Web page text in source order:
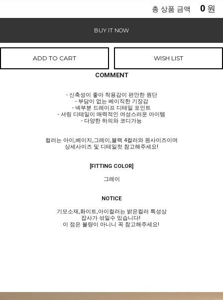
총 상품 금액 0 원
BUY IT NOW
ADD TO CART WISH LIST
COMMENT
- 신축성이 좋아 착용감이 편안한 원단
- 부담이 없는 베이직한 기장감
- 넥부분 드레이프 디테일 포인트
- 셔링 디테일이 매력적인 여성스러운 아이템
- 다양한 하의와 코디가능
컬러는 아이,베이지,그레이,블랙 4컬러와 원사이즈이며
상세사이즈 및 디테일컷 참고해주세요!
[FITTING COLOR]
그레이
NOTICE
기모소재,화이트,아이컬러는 밝은컬러 특성상
잡사가 섞일수 있습니다!
이 점은 불량이 아니니 꼭 참고해주세요!